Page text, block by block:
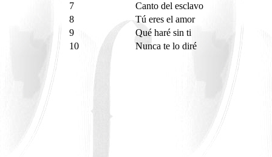
7
Canto del esclavo
8
Tú eres el amor
9
Qué haré sin ti
10
Nunca te lo diré